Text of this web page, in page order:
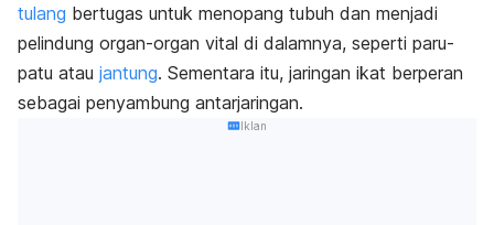
tulang bertugas untuk menopang tubuh dan menjadi
pelindung organ-organ vital di dalamnya, seperti paru-
patu atau jantung. Sementara itu, jaringan ikat berperan
sebagai penyambung antarjaringan.
Iklan